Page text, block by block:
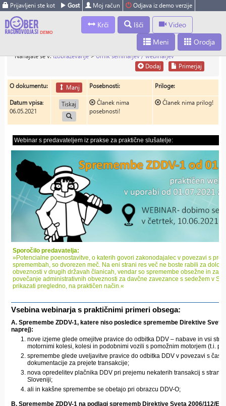
Prijavljeni ste kot Gost Moj račun Odjava iz demo verzije
Krči Išči
Video
Orodja
Meni
Nahajate se v:Izobraževanje>Urnik seminarjev / webinarjev
Primerjaj
Dodaj
O dokumentu: Manj Posebnosti: Priloge:
Datum vpisa:
06.05.2021
Tiskaj
Članek nima
posebnosti!
Članek nima prilog!